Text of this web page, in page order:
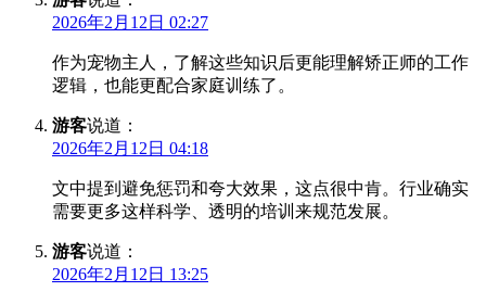
2026年2月12日 02:27
作为宠物主人，了解这些知识后更能理解矫正师的工作
逻辑，也能更配合家庭训练了。
游客说道：
2026年2月12日 04:18
文中提到避免惩罚和夸大效果，这点很中肯。行业确实
需要更多这样科学、透明的培训来规范发展。
游客说道：
2026年2月12日 13:25